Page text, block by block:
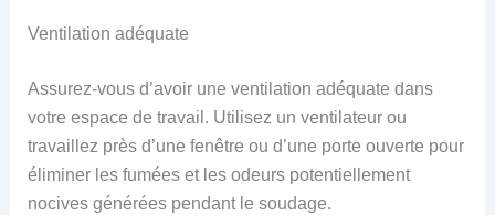
Ventilation adéquate
Assurez-vous d’avoir une ventilation adéquate dans
votre espace de travail. Utilisez un ventilateur ou
travaillez près d’une fenêtre ou d’une porte ouverte pour
éliminer les fumées et les odeurs potentiellement
nocives générées pendant le soudage.